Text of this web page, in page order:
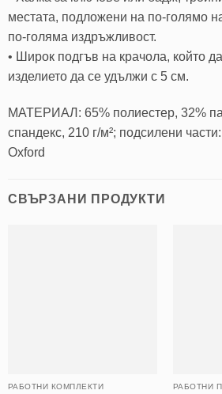
местата, подложени на по-голямо
по-голяма издръжливост.
• Широк подгъв на крачола, който
изделието да се удължи с 5 см.
МАТЕРИАЛ: 65% полиестер, 32%
спандекс, 210 г/м²; подсилени
Oxford
СВЪРЗАНИ ПРОДУКТИ
РАБОТНИ КОМПЛЕКТИ РАБОТНИ